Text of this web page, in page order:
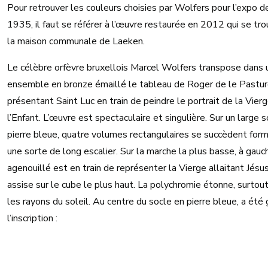
Pour retrouver les couleurs choisies par Wolfers pour l’expo
1935, il faut se référer à l’œuvre restaurée en 2012 qui se
la maison communale de Laeken.
Le célèbre orfèvre bruxellois Marcel Wolfers transpose dans
ensemble en bronze émaillé le tableau de Roger de le
présentant Saint Luc en train de peindre le portrait de la
l’Enfant. L’œuvre est spectaculaire et singulière. Sur un large
pierre bleue, quatre volumes rectangulaires se succèdent
une sorte de long escalier. Sur la marche la plus basse, à
agenouillé est en train de représenter la Vierge allaitant
assise sur le cube le plus haut. La polychromie étonne,
les rayons du soleil. Au centre du socle en pierre bleue, a été
l’inscription :